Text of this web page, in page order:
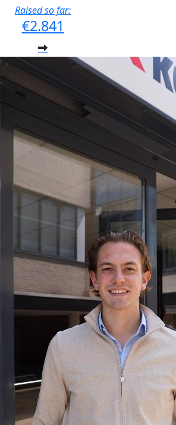
Raised so far:
€2.841